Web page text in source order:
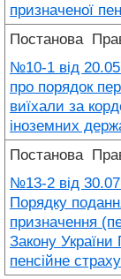
призначеної
Постанова
№10-1 від
про порядок
виїхали за
іноземних
Постанова
№13-2 від
Порядку
призначення
Закону України
пенсійне